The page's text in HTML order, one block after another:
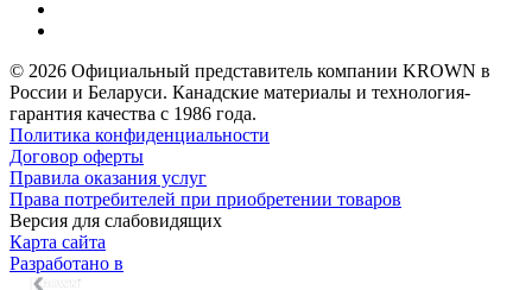
© 2026 Официальный представитель компании KROWN в
России и Беларуси. Канадские материалы и технология-
гарантия качества с 1986 года.
Политика конфиденциальности
Договор оферты
Правила оказания услуг
Права потребителей при приобретении товаров
Версия для слабовидящих
Карта сайта
Разработано в